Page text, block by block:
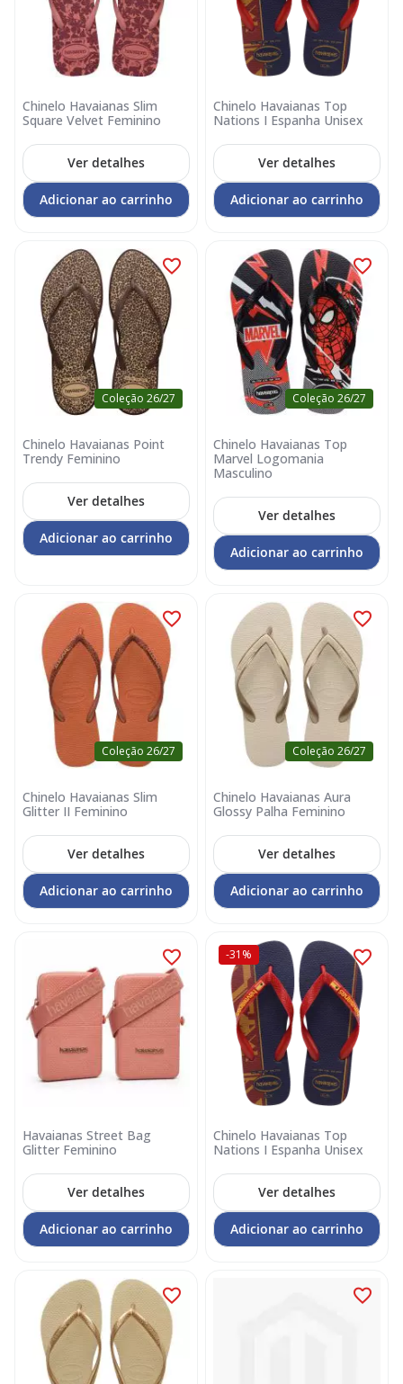
Chinelo Havaianas Slim
Square Velvet Feminino
Ver detalhes
Adicionar ao carrinho
Chinelo Havaianas Top
Nations I Espanha Unisex
Ver detalhes
Adicionar ao carrinho
Coleção 26/27
Chinelo Havaianas Point
Trendy Feminino
Ver detalhes
Adicionar ao carrinho
Coleção 26/27
Chinelo Havaianas Top
Marvel Logomania
Masculino
Ver detalhes
Adicionar ao carrinho
Coleção 26/27
Chinelo Havaianas Slim
Glitter II Feminino
Ver detalhes
Adicionar ao carrinho
Coleção 26/27
Chinelo Havaianas Aura
Glossy Palha Feminino
Ver detalhes
Adicionar ao carrinho
Havaianas Street Bag
Glitter Feminino
Ver detalhes
Adicionar ao carrinho
-31%
Chinelo Havaianas Top
Nations I Espanha Unisex
Ver detalhes
Adicionar ao carrinho